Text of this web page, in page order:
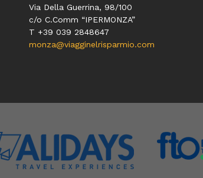
Via Della Guerrina, 98/100
c/o C.Comm “IPERMONZA”
T +39 039 2848647
monza@viagginelrisparmio.com